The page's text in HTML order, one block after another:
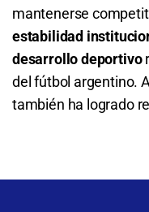
mantenerse
estabilidad
desarrollo deportivo
del fútbol argentino.
también ha logrado